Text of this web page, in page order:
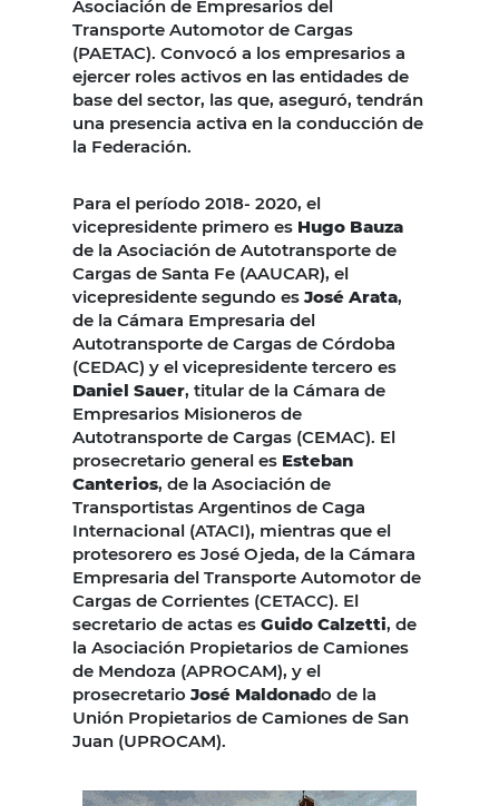
Asociación de Empresarios del
Transporte Automotor de Cargas
(PAETAC). Convocó a los empresarios a
ejercer roles activos en las entidades de
base del sector, las que, aseguró, tendrán
una presencia activa en la conducción de
la Federación.
Para el período 2018- 2020, el
vicepresidente primero es Hugo Bauza
de la Asociación de Autotransporte de
Cargas de Santa Fe (AAUCAR), el
vicepresidente segundo es José Arata,
de la Cámara Empresaria del
Autotransporte de Cargas de Córdoba
(CEDAC) y el vicepresidente tercero es
Daniel Sauer, titular de la Cámara de
Empresarios Misioneros de
Autotransporte de Cargas (CEMAC). El
prosecretario general es Esteban
Canterios, de la Asociación de
Transportistas Argentinos de Caga
Internacional (ATACI), mientras que el
protesorero es José Ojeda, de la Cámara
Empresaria del Transporte Automotor de
Cargas de Corrientes (CETACC). El
secretario de actas es Guido Calzetti, de
la Asociación Propietarios de Camiones
de Mendoza (APROCAM), y el
prosecretario José Maldonado de la
Unión Propietarios de Camiones de San
Juan (UPROCAM).